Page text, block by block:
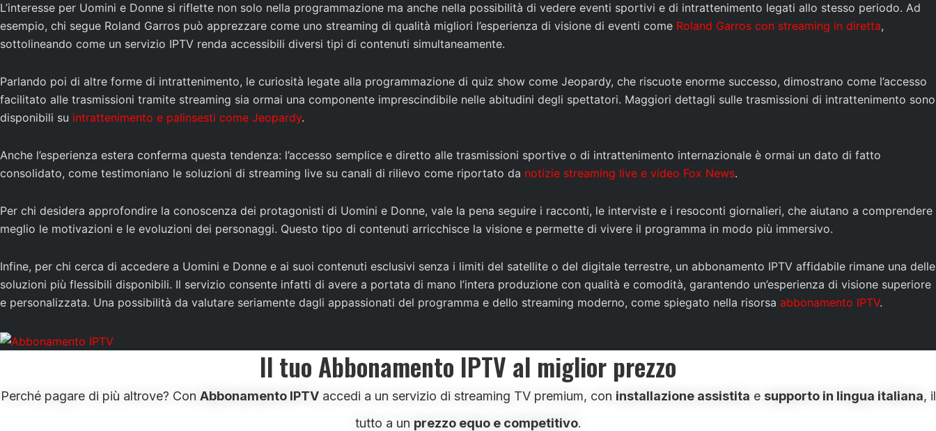
L’interesse per Uomini e Donne si riflette non solo nella programmazione ma anche nella possibilità di vedere eventi sportivi e di intrattenimento legati allo stesso periodo. Ad
esempio, chi segue Roland Garros può apprezzare come uno streaming di qualità migliori l’esperienza di visione di eventi come Roland Garros con streaming in diretta,
sottolineando come un servizio IPTV renda accessibili diversi tipi di contenuti simultaneamente.
Parlando poi di altre forme di intrattenimento, le curiosità legate alla programmazione di quiz show come Jeopardy, che riscuote enorme successo, dimostrano come l’accesso
facilitato alle trasmissioni tramite streaming sia ormai una componente imprescindibile nelle abitudini degli spettatori. Maggiori dettagli sulle trasmissioni di intrattenimento sono
disponibili su intrattenimento e palinsesti come Jeopardy.
Anche l’esperienza estera conferma questa tendenza: l’accesso semplice e diretto alle trasmissioni sportive o di intrattenimento internazionale è ormai un dato di fatto
consolidato, come testimoniano le soluzioni di streaming live su canali di rilievo come riportato da notizie streaming live e video Fox News.
Per chi desidera approfondire la conoscenza dei protagonisti di Uomini e Donne, vale la pena seguire i racconti, le interviste e i resoconti giornalieri, che aiutano a comprendere
meglio le motivazioni e le evoluzioni dei personaggi. Questo tipo di contenuti arricchisce la visione e permette di vivere il programma in modo più immersivo.
Infine, per chi cerca di accedere a Uomini e Donne e ai suoi contenuti esclusivi senza i limiti del satellite o del digitale terrestre, un abbonamento IPTV affidabile rimane una delle
soluzioni più flessibili disponibili. Il servizio consente infatti di avere a portata di mano l’intera produzione con qualità e comodità, garantendo un’esperienza di visione superiore
e personalizzata. Una possibilità da valutare seriamente dagli appassionati del programma e dello streaming moderno, come spiegato nella risorsa abbonamento IPTV.
Il tuo Abbonamento IPTV al miglior prezzo
Perché pagare di più altrove? Con Abbonamento IPTVaccedi a un servizio di streaming TV premium, con installazione assistita e supporto in lingua italiana, il
tutto a un prezzo equo e competitivo.